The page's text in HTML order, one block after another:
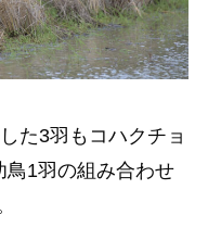
た3羽もコハクチョ
鳥1羽の組み合わせ